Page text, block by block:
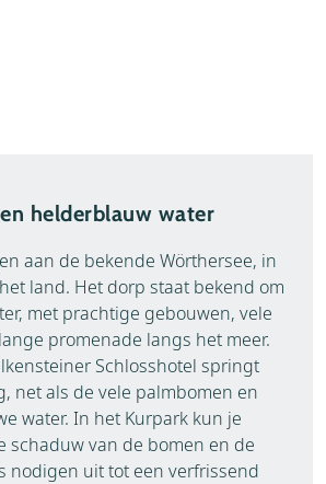
helderblauw water
aan de bekende Wörthersee, in
land. Het dorp staat bekend om
met prachtige gebouwen, vele
promenade langs het meer.
Schlosshotel springt
net als de vele palmbomen en
water. In het Kurpark kun je
schaduw van de bomen en de
nodigen uit tot een verfrissend